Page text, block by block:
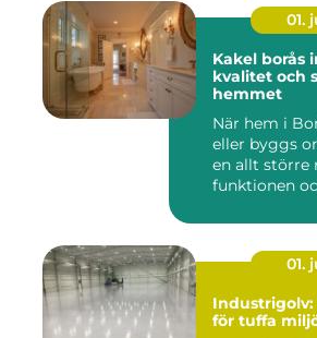
01.
Kakel borås inspiration,
kvalitet och
hemmet
När hem i
eller byggs
en allt större
funktionen
01.
Industrigolv:
för tuffa